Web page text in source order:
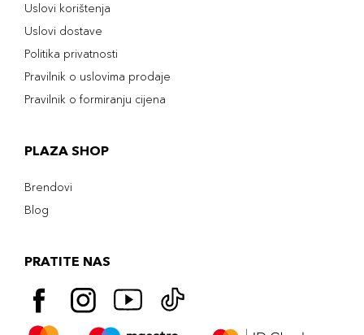
Uslovi korištenja
Uslovi dostave
Politika privatnosti
Pravilnik o uslovima prodaje
Pravilnik o formiranju cijena
PLAZA SHOP
Brendovi
Blog
PRATITE NAS